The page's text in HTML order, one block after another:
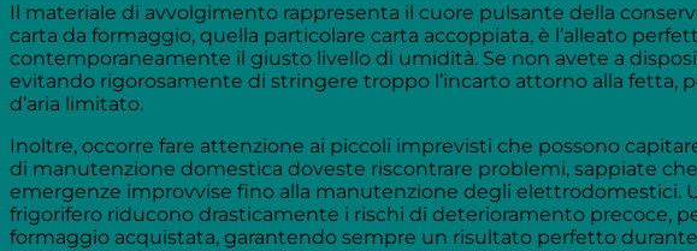
Il materiale di avvolgimento rappresenta il cuore pulsante della
carta da formaggio, quella particolare carta accoppiata, è l’alleato
contemporaneamente il giusto livello di umidità. Se non avete a
evitando rigorosamente di stringere troppo l’incarto attorno alla
d’aria limitato.
Inoltre, occorre fare attenzione ai piccoli imprevisti che possono
di manutenzione domestica doveste riscontrare problemi, sappiate
emergenze improvvise fino alla manutenzione degli elettrodomestici.
frigorifero riducono drasticamente i rischi di deterioramento precoce,
formaggio acquistata, garantendo sempre un risultato perfetto